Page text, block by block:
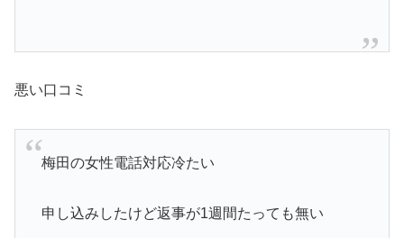
悪い口コミ
梅田の女性電話対応冷たい
申し込みしたけど返事が1週間たっても無い